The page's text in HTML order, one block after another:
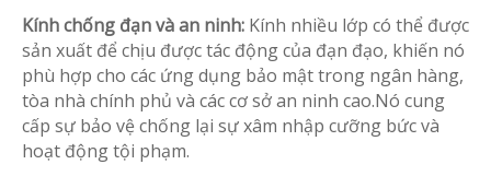
Kính chống đạn và an ninh: Kính nhiều lớp có thể được
sản xuất để chịu được tác động của đạn đạo, khiến nó
phù hợp cho các ứng dụng bảo mật trong ngân hàng,
tòa nhà chính phủ và các cơ sở an ninh cao.Nó cung
cấp sự bảo vệ chống lại sự xâm nhập cưỡng bức và
hoạt động tội phạm.